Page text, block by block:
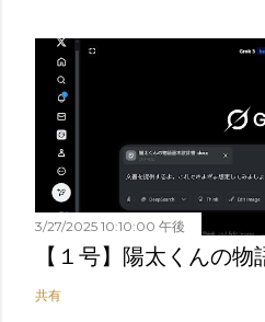
3/27/2025 10:10:00 午後
【１号】陽太くんの
共有